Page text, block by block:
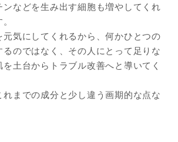
ンなどを生み出す細胞も増やしてくれ
気にしてくれるから、何かひとつの
るのではなく、その人にとって足りな
土台からトラブル改善へと導いてく
れまでの成分と少し違う画期的な点な